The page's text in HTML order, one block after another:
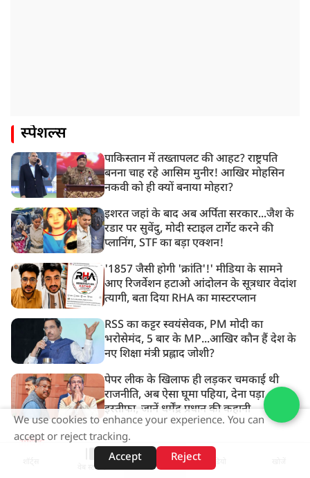
स्पेशल्स
पाकिस्तान में तख्तापलट की आहट? राष्ट्रपति
बनना चाह रहे आसिम मुनीर! आखिर मोहसिन
नकवी को ही क्यों बनाया मोहरा?
इशरत जहां के बाद अब अर्पिता सरकार...जैश के
रडार पर सुवेंदु, मोदी स्टाइल टार्गेट करने की
प्लानिंग, STF का बड़ा एक्शन!
'1857 जैसी होगी 'क्रांति'!' मीडिया के सामने
आए रिजर्वेशन हटाओ आंदोलन के सूत्रधार वेदांश
त्यागी, बता दिया RHA का मास्टरप्लान
RSS का कट्टर स्वयंसेवक, PM मोदी का
भरोसेमंद, 5 बार के MP...आखिर कौन हैं देश के
नए शिक्षा मंत्री प्रह्लाद जोशी?
पेपर लीक के खिलाफ ही लड़कर चमकाई थी
राजनीति, अब ऐसा घूमा पहिया, देना पड़ा
इस्तीफा, जानें धर्मेंद्र प्रधान की कहानी
अधिक
वेब स्टोरीज़
We use cookies to enhance your experience. You can
accept or reject tracking.
Accept
Reject